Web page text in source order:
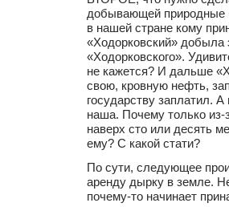
добывающей природные
в нашей стране кому
«Ходорковский» добыла
«Ходорковского».
не кажется? И дальше
свою, кровную нефть,
государству заплатил.
наша. По­чему только из-
наверх сто или десять
ему? С какой стати?
По сути, следующее
аренду дырку в земле.
почему-то начинает